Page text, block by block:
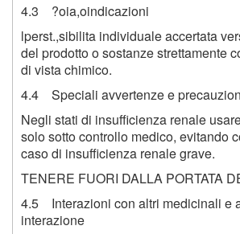
4.3 ?oia,oindicazioni
lperst.,sibilita individuale accertata
del prodotto o sostanze strettamente
di vista chimico.
4.4 Speciali avvertenze e
Negli stati di insufficienza renale
solo sotto controllo medico, evitando
caso di insufficienza renale grave.
TENERE FUORI DALLA PORTATA
4.5 Interazioni con altri medicinali e
interazione